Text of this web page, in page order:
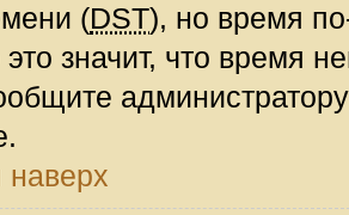
(DST), но время
значит, что время
наверх